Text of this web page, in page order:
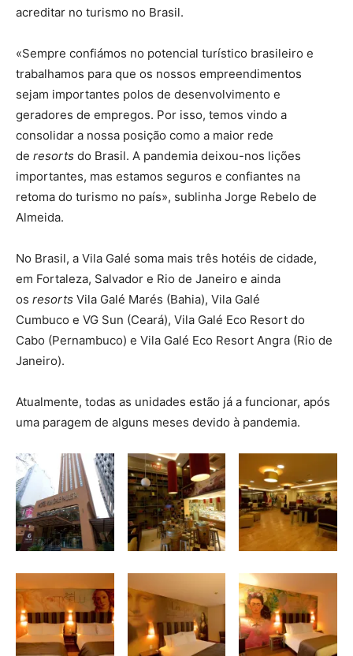
acreditar no turismo no Brasil.
«Sempre confiámos no potencial turístico brasileiro e
trabalhamos para que os nossos empreendimentos
sejam importantes polos de desenvolvimento e
geradores de empregos. Por isso, temos vindo a
consolidar a nossa posição como a maior rede
de resorts do Brasil. A pandemia deixou-nos lições
importantes, mas estamos seguros e confiantes na
retoma do turismo no país», sublinha Jorge Rebelo de
Almeida.
No Brasil, a Vila Galé soma mais três hotéis de cidade,
em Fortaleza, Salvador e Rio de Janeiro e ainda
os resorts Vila Galé Marés (Bahia), Vila Galé
Cumbuco e VG Sun (Ceará), Vila Galé Eco Resort do
Cabo (Pernambuco) e Vila Galé Eco Resort Angra (Rio de
Janeiro).
Atualmente, todas as unidades estão já a funcionar, após
uma paragem de alguns meses devido à pandemia.